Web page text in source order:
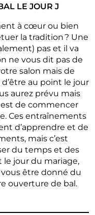
LE JOUR J
à cœur ou bien
la tradition ? Une
pas et il va
ne vous dit pas de
salon mais de
au point le jour
aurez prévu mais
est de commencer
Ces entraînements
d’apprendre et de
mais c’est
du temps et des
jour du mariage,
être donné du
ouverture de bal.